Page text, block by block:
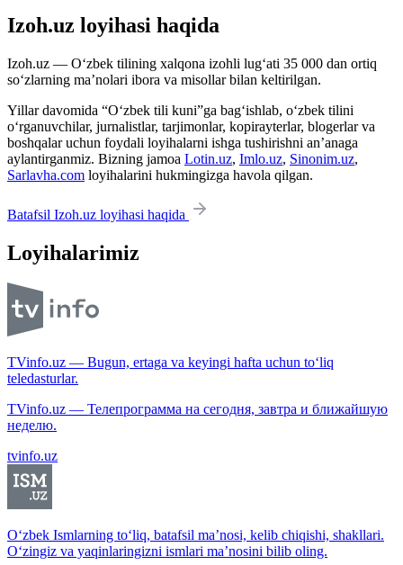
Izoh.uz loyihasi haqida
Izoh.uz — O‘zbek tilining xalqona izohli lug‘ati 35 000 dan ortiq
so‘zlarning ma’nolari ibora va misollar bilan keltirilgan.
Yillar davomida “O‘zbek tili kuni”ga bag‘ishlab, o‘zbek tilini
o‘rganuvchilar, jurnalistlar, tarjimonlar, kopirayterlar, blogerlar va
boshqalar uchun foydali loyihalarni ishga tushirishni an’anaga
aylantirganmiz. Bizning jamoa Lotin.uz, Imlo.uz, Sinonim.uz,
Sarlavha.com loyihalarini hukmingizga havola qilgan.
Batafsil Izoh.uz loyihasi haqida
Loyihalarimiz
TVinfo.uz — Bugun, ertaga va keyingi hafta uchun to‘liq
teledasturlar.
TVinfo.uz — Телепрограмма на сегодня, завтра и ближайшую
неделю.
tvinfo.uz
O‘zbek Ismlarning to‘liq, batafsil ma’nosi, kelib chiqishi, shakllari.
O‘zingiz va yaqinlaringizni ismlari ma’nosini bilib oling.